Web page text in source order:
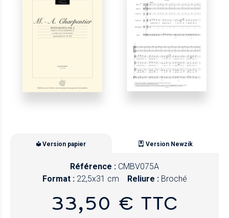
Version papier Version Newzik
Référence : CMBV075A
Format : 22,5x31 cm Reliure : Broché
33,50 € TTC